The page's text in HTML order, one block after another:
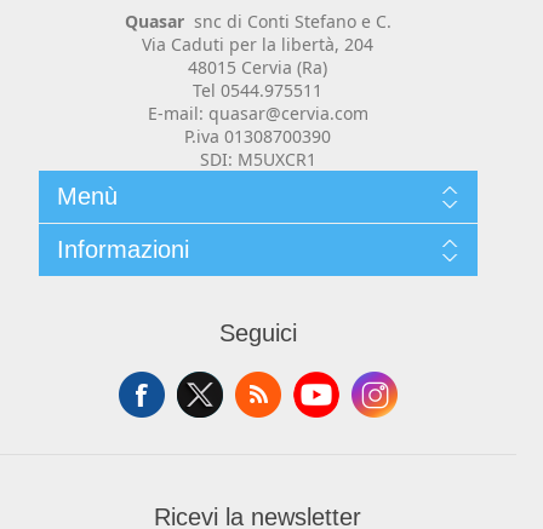
Realizzazione Software
Siti Web e portali e-commerce
Registratori di Cassa
Quasar snc di Conti Stefano e C.
Via Caduti per la libertà, 204
48015 Cervia (Ra)
Tel 0544.975511
E-mail: quasar@cervia.com
P.iva 01308700390
SDI: M5UXCR1
Menù
Contenuti
Informazioni
Condizioni, spedizioni e resi
Seguici
Ricevi la newsletter